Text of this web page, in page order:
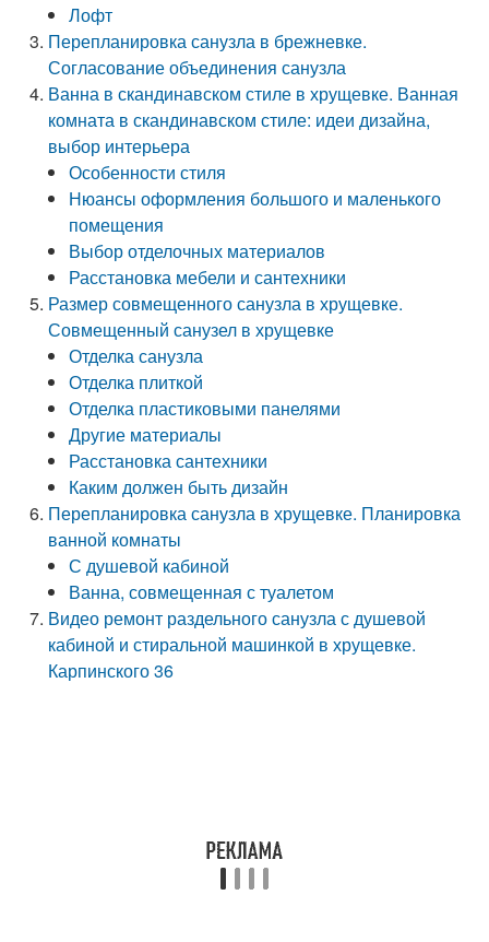
Лофт
Перепланировка санузла в брежневке.
Согласование объединения санузла
Ванна в скандинавском стиле в хрущевке. Ванная
комната в скандинавском стиле: идеи дизайна,
выбор интерьера
Особенности стиля
Нюансы оформления большого и маленького
помещения
Выбор отделочных материалов
Расстановка мебели и сантехники
Размер совмещенного санузла в хрущевке.
Совмещенный санузел в хрущевке
Отделка санузла
Отделка плиткой
Отделка пластиковыми панелями
Другие материалы
Расстановка сантехники
Каким должен быть дизайн
Перепланировка санузла в хрущевке. Планировка
ванной комнаты
С душевой кабиной
Ванна, совмещенная с туалетом
Видео ремонт раздельного санузла с душевой
кабиной и стиральной машинкой в хрущевке.
Карпинского 36